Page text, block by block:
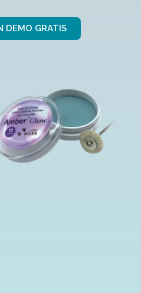
DEMO GRATIS